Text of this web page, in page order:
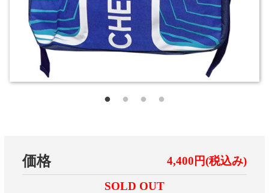
価格
4,400円(税込み)
SOLD OUT